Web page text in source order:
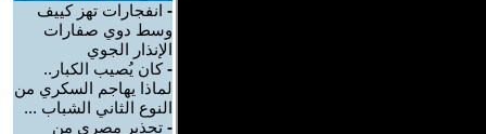
- انفجارات تهز كييف
وسط دوي صفارات
الإنذار الجوي
-كان يُصيب الكبار..
لماذا يهاجم السكري من
النوع الثاني الشباب ...
- تحذير مصري من